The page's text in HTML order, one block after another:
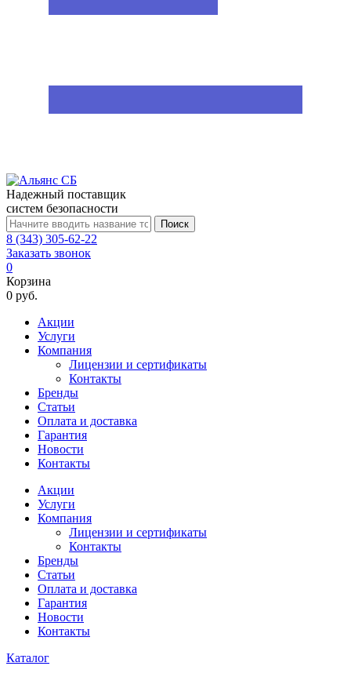
Надежный поставщик
систем безопасности
Поиск
8 (343) 305-62-22
Заказать звонок
0
Корзина
0 руб.
Акции
Услуги
Компания
Лицензии и сертификаты
Контакты
Бренды
Статьи
Оплата и доставка
Гарантия
Новости
Контакты
Акции
Услуги
Компания
Лицензии и сертификаты
Контакты
Бренды
Статьи
Оплата и доставка
Гарантия
Новости
Контакты
Каталог